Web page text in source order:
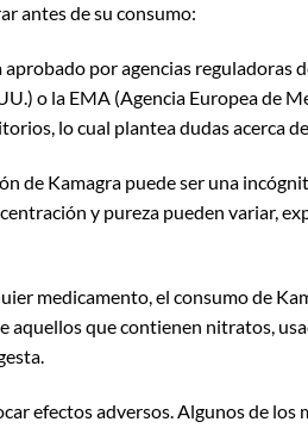
antes de su consumo:
por agencias reguladoras
o la EMA (Agencia Europea de
lo cual plantea dudas acerca
de Kamagra puede ser una
y pureza pueden variar,
medicamento, el consumo de
aquellos que contienen nitratos,
efectos adversos. Algunos de